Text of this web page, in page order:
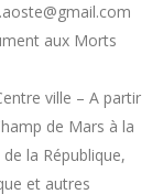
aux Morts
ville – A partir
de Mars à la
la République,
et autres